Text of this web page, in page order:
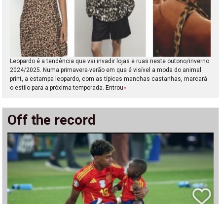
Leopardo é a tendência que vai invadir lojas e ruas neste outono/inverno
2024/2025. Numa primavera-verão em que é visível a moda do animal
print, a estampa leopardo, com as típicas manchas castanhas, marcará
o estilo para a próxima temporada. Entrou»
Off the record